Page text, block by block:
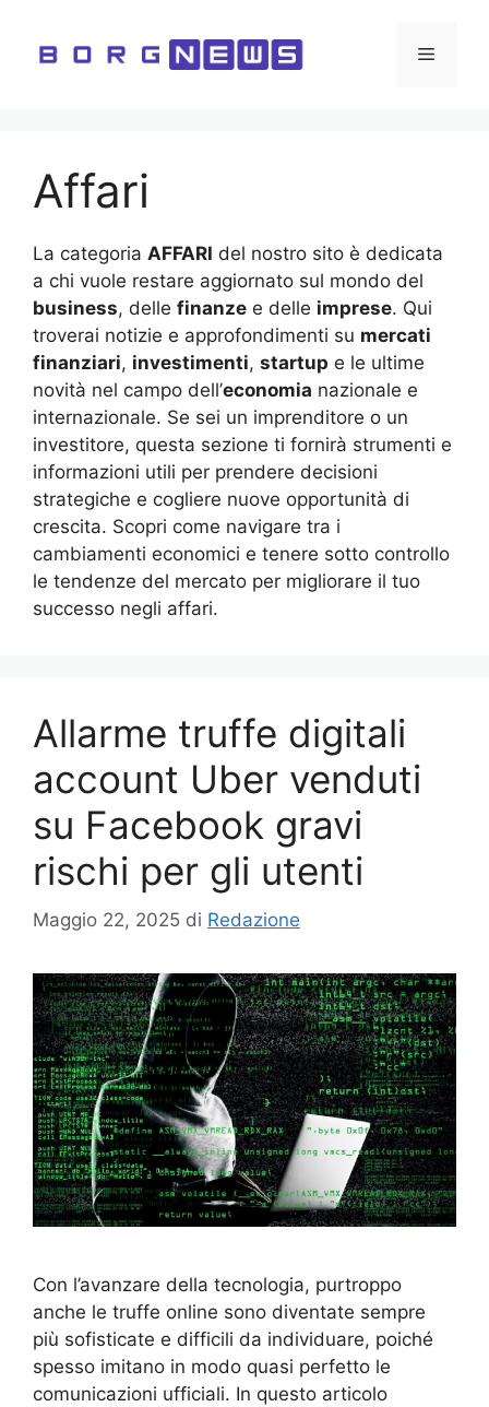
contenuto
Menu
Affari
La categoria AFFARI del nostro sito è dedicata
a chi vuole restare aggiornato sul mondo del
business, delle finanze e delle imprese. Qui
troverai notizie e approfondimenti su mercati
finanziari, investimenti, startup e le ultime
novità nel campo dell’economia nazionale e
internazionale. Se sei un imprenditore o un
investitore, questa sezione ti fornirà strumenti e
informazioni utili per prendere decisioni
strategiche e cogliere nuove opportunità di
crescita. Scopri come navigare tra i
cambiamenti economici e tenere sotto controllo
le tendenze del mercato per migliorare il tuo
successo negli affari.
Allarme truffe digitali
account Uber venduti
su Facebook gravi
rischi per gli utenti
Maggio 22, 2025 di Redazione
Con l’avanzare della tecnologia, purtroppo
anche le truffe online sono diventate sempre
più sofisticate e difficili da individuare, poiché
spesso imitano in modo quasi perfetto le
comunicazioni ufficiali. In questo articolo